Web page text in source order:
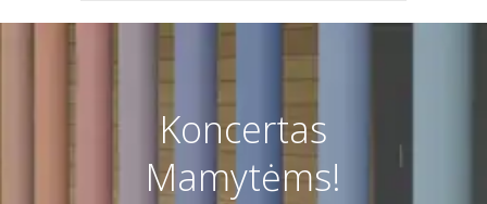
NAUJIENOS
DARŽELIS
-- DARŽELINUKO DIENA
-- DARŽELIO APLINKA
Koncertas
Mamytėms!